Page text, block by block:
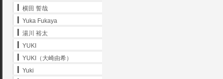
横田 誓哉
Yuka Fukaya
湯川 裕太
YUKI
YUKI（大崎由希）
Yuki